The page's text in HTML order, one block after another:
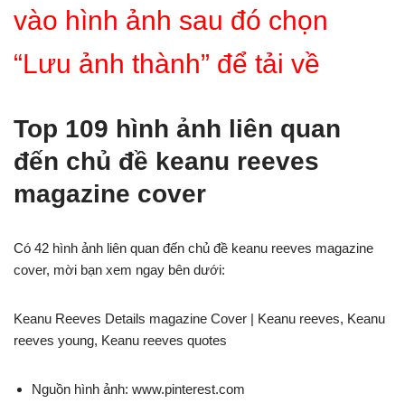
vào hình ảnh sau đó chọn
“Lưu ảnh thành” để tải về
Top 109 hình ảnh liên quan
đến chủ đề keanu reeves
magazine cover
Có 42 hình ảnh liên quan đến chủ đề keanu reeves magazine
cover, mời bạn xem ngay bên dưới:
Keanu Reeves Details magazine Cover | Keanu reeves, Keanu
reeves young, Keanu reeves quotes
Nguồn hình ảnh: www.pinterest.com